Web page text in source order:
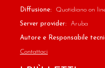
Diffusione: Quotidiano on
Server provider: Aruba
Autore e Responsabile
Contattaci